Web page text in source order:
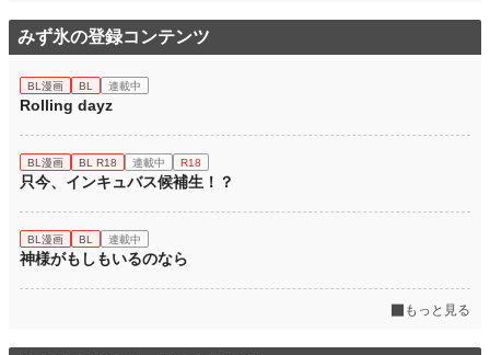
みず氷の登録コンテンツ
BL漫画 BL 連載中
Rolling dayz
BL漫画 BL R18 連載中 R18
只今、インキュバス候補生！？
BL漫画 BL 連載中
神様がもしもいるのなら
もっと見る